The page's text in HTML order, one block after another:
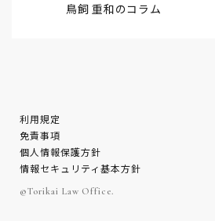
鳥飼 重和のコラム
利用規定
免責事項
個人情報保護方針
情報セキュリティ基本方針
©Torikai Law Office.